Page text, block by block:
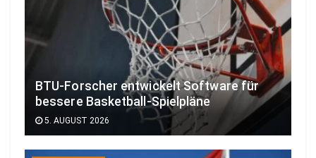
BTU-Forscher entwickelt Software für
bessere Basketball-Spielpläne
5. AUGUST 2026